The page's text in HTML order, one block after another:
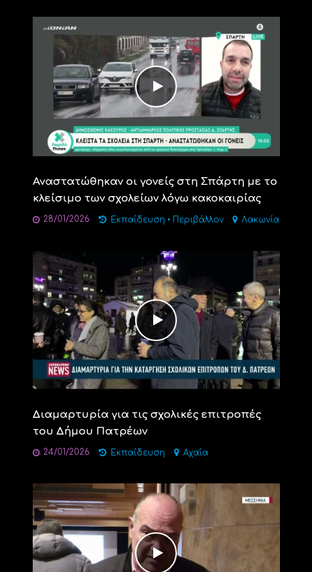
Αναστατώθηκαν οι γονείς στη Σπάρτη με το
κλείσιμο των σχολείων λόγω κακοκαιρίας
28/01/2026 Εκπαίδευση • Περιβάλλον Λακωνία
Διαμαρτυρία για τις σχολικές επιτροπές
του Δήμου Πατρέων
24/01/2026 Εκπαίδευση Αχαΐα